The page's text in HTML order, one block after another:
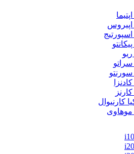
اپیروس
سراتو
سورنتو
کارنیوال
موهاوی